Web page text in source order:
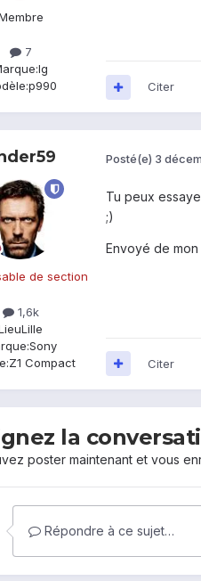
7
lg
p990 Citer
de section
1,6k
Lille
Sony
Z1 Compact
Posté(e) 3
Tu peux
;)
Envoyé de mon
Citer
la
poster maintenant et vous
Répondre à ce sujet…